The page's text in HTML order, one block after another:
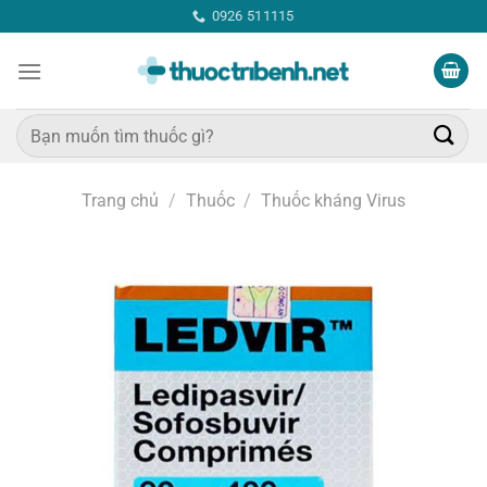
qua
nội
0926 511115
Tìm
kiếm:
Trang chủ / Thuốc / Thuốc kháng Virus